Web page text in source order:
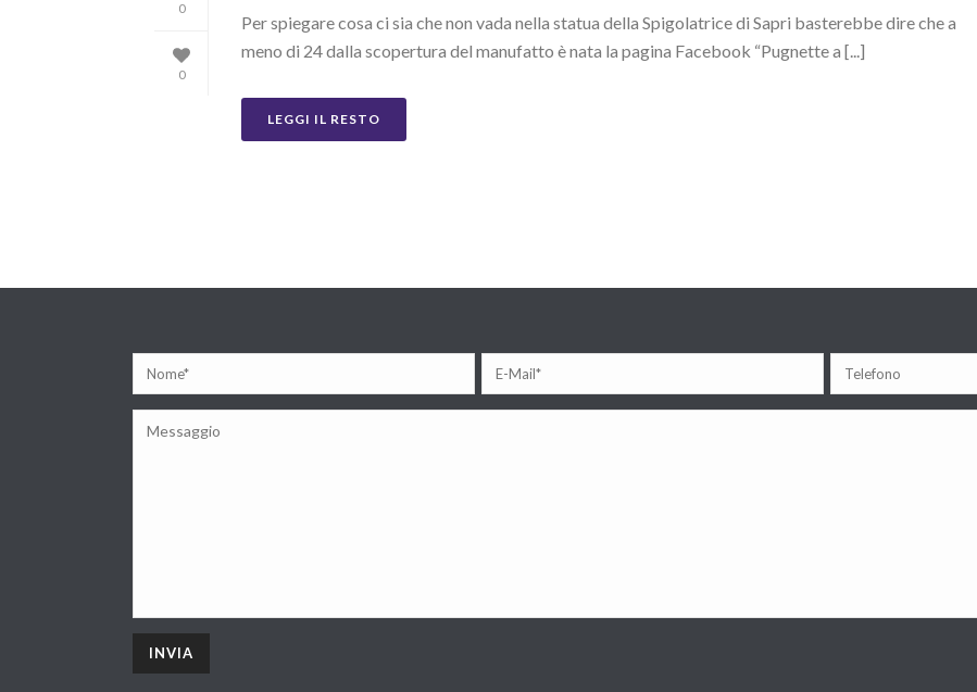
0
0
Per spiegare cosa ci sia che non vada nella statua della Spigolatrice di Sapri basterebbe dire che a
meno di 24 dalla scopertura del manufatto è nata la pagina Facebook “Pugnette a [...]
LEGGI IL RESTO